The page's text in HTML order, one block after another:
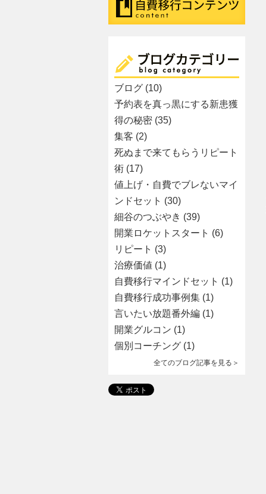
ブログ (10)
予約表を真っ黒にする新患獲
得の秘密 (35)
集客 (2)
死ぬまで来てもらうリピート
術 (17)
値上げ・自費でブレないマイ
ンドセット (30)
細谷のつぶやき (39)
開業ロケットスタート (6)
リピート (3)
治療価値 (1)
自費移行マインドセット (1)
自費移行成功事例集 (1)
言いたい放題番外編 (1)
開業グルコン (1)
個別コーチング (1)
全てのブログ記事を見る＞